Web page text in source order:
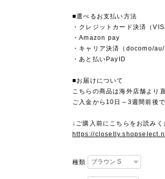
■選べるお支払い方法
・クレジットカード決済（
・Amazon pay
・キャリア決済（docomo/
・あと払いPayID
■お届けについて
こちらの商品は海外店舗より
ご入金から10日～3週間前後
↓ご購入前にこちらをお読みく
https://
種類